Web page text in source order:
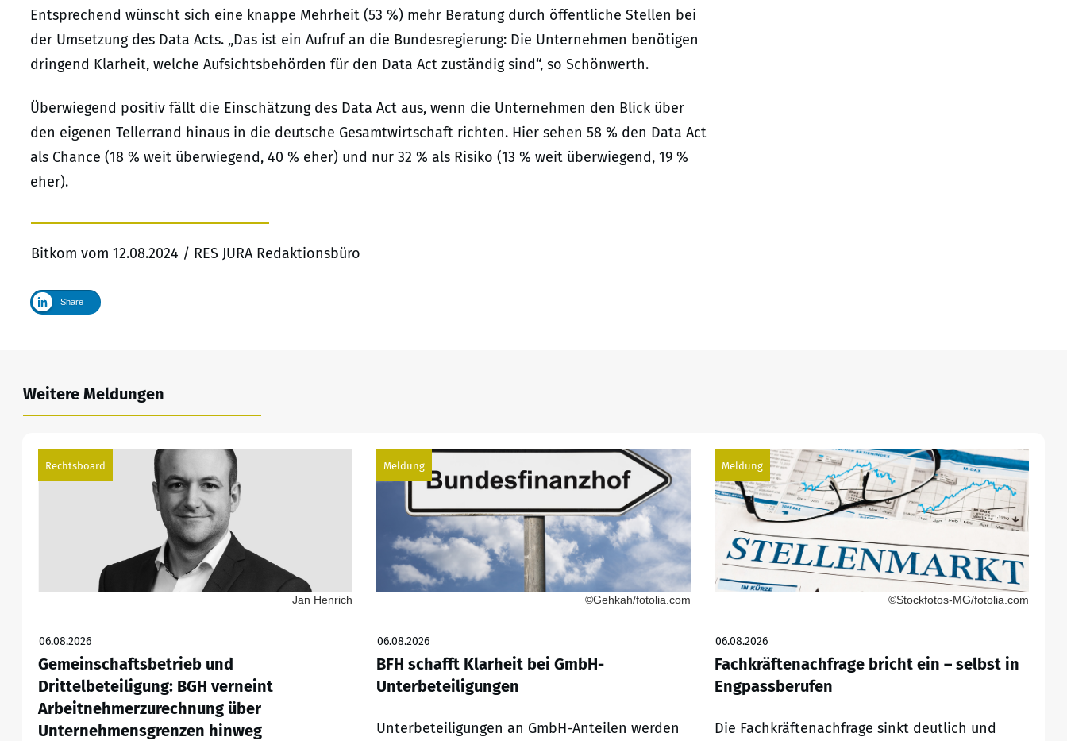
Entsprechend wünscht sich eine knappe Mehrheit (53 %) mehr Beratung durch öffentliche Stellen bei
der Umsetzung des Data Acts. „Das ist ein Aufruf an die Bundesregierung: Die Unternehmen benötigen
dringend Klarheit, welche Aufsichtsbehörden für den Data Act zuständig sind“, so Schönwerth.
Überwiegend positiv fällt die Einschätzung des Data Act aus, wenn die Unternehmen den Blick über
den eigenen Tellerrand hinaus in die deutsche Gesamtwirtschaft richten. Hier sehen 58 % den Data Act
als Chance (18 % weit überwiegend, 40 % eher) und nur 32 % als Risiko (13 % weit überwiegend, 19 %
eher).
Bitkom vom 12.08.2024 / RES JURA Redaktionsbüro
Share
Weitere Meldungen
Rechtsboard
Jan Henrich
06.08.2026
Gemeinschaftsbetrieb und
Drittelbeteiligung: BGH verneint
Arbeitnehmerzurechnung über
Unternehmensgrenzen hinweg
Meldung
©Gehkah/fotolia.com
06.08.2026
BFH schafft Klarheit bei GmbH-
Unterbeteiligungen
Unterbeteiligungen an GmbH-Anteilen werden
Meldung
©Stockfotos-MG/fotolia.com
06.08.2026
Fachkräftenachfrage bricht ein – selbst in
Engpassberufen
Die Fachkräftenachfrage sinkt deutlich und